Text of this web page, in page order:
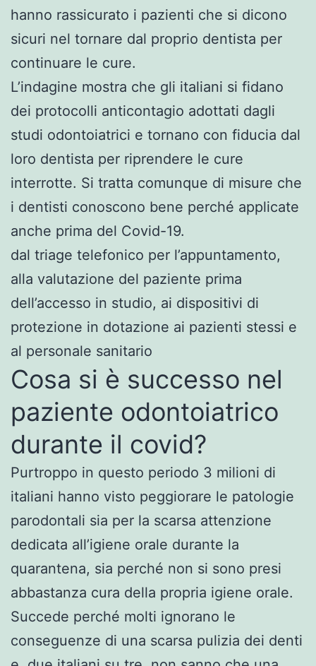
hanno rassicurato i pazienti che si dicono
sicuri nel tornare dal proprio dentista per
continuare le cure.
L’indagine mostra che gli italiani si fidano
dei protocolli anticontagio adottati dagli
studi odontoiatrici e tornano con fiducia dal
loro dentista per riprendere le cure
interrotte. Si tratta comunque di misure che
i dentisti conoscono bene perché applicate
anche prima del Covid-19.
dal triage telefonico per l’appuntamento,
alla valutazione del paziente prima
dell’accesso in studio, ai dispositivi di
protezione in dotazione ai pazienti stessi e
al personale sanitario
Cosa si è successo nel
paziente odontoiatrico
durante il covid?
Purtroppo in questo periodo 3 milioni di
italiani hanno visto peggiorare le patologie
parodontali sia per la scarsa attenzione
dedicata all’igiene orale durante la
quarantena, sia perché non si sono presi
abbastanza cura della propria igiene orale.
Succede perché molti ignorano le
conseguenze di una scarsa pulizia dei denti